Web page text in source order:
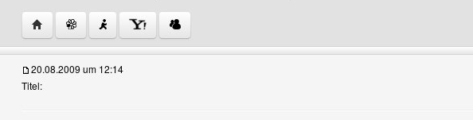
Website dieses Benutzers besuchen: success4you
20.08.2009 um 12:14
Titel: